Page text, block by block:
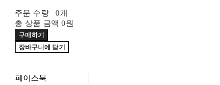
주문 수량
0개
총 상품 금액 0원
구매하기
장바구니에 담기
페이스북